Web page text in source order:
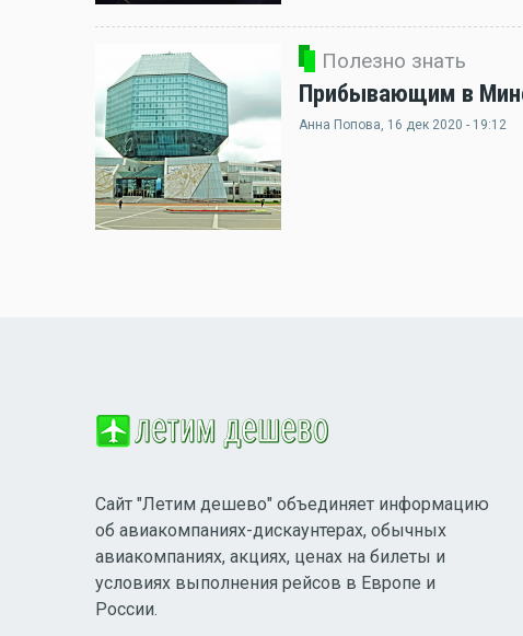
Полезно знать
Прибывающим в
Анна Попова, 16 дек 2020 - 19:12
Сайт "Летим дешево" объединяет информацию
об авиакомпаниях-дискаунтерах, обычных
авиакомпаниях, акциях, ценах на билеты и
условиях выполнения рейсов в Европе и
России.